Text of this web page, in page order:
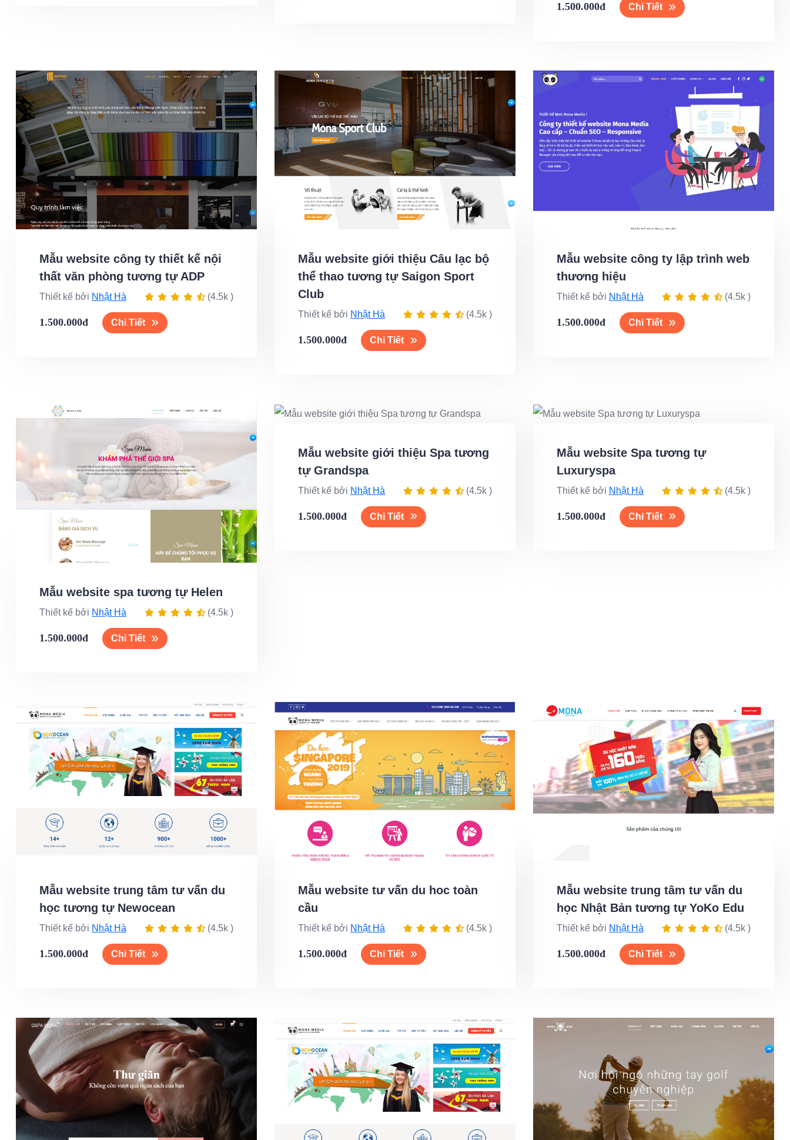
1.500.000đ Chi Tiết
Mẫu website công ty thiết kế nội
thất văn phòng tương tự ADP
Thiết kế bởi Nhật Hà (4.5k )
1.500.000đ Chi Tiết
Mẫu website giới thiệu Câu lạc bộ
thể thao tương tự Saigon Sport
Club
Thiết kế bởi Nhật Hà (4.5k )
1.500.000đ Chi Tiết
Mẫu website công ty lập trình web
thương hiệu
Thiết kế bởi Nhật Hà (4.5k )
1.500.000đ Chi Tiết
Mẫu website spa tương tự Helen
Thiết kế bởi Nhật Hà (4.5k )
1.500.000đ Chi Tiết
Mẫu website giới thiệu Spa tương
tự Grandspa
Thiết kế bởi Nhật Hà (4.5k )
1.500.000đ Chi Tiết
Mẫu website Spa tương tự
Luxuryspa
Thiết kế bởi Nhật Hà (4.5k )
1.500.000đ Chi Tiết
Mẫu website trung tâm tư vấn du
học tương tự Newocean
Thiết kế bởi Nhật Hà (4.5k )
1.500.000đ Chi Tiết
Mẫu website tư vấn du hoc toàn
cầu
Thiết kế bởi Nhật Hà (4.5k )
1.500.000đ Chi Tiết
Mẫu website trung tâm tư vấn du
học Nhật Bản tương tự YoKo Edu
Thiết kế bởi Nhật Hà (4.5k )
1.500.000đ Chi Tiết